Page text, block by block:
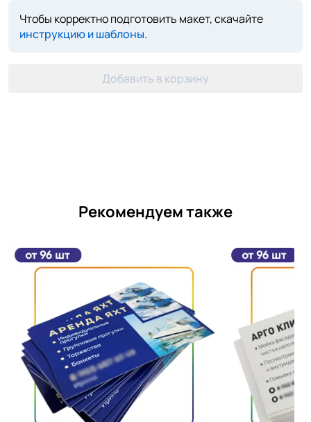
Чтобы корректно подготовить макет, скачайте
инструкцию и шаблоны.
Добавить в корзину
Рекомендуем также